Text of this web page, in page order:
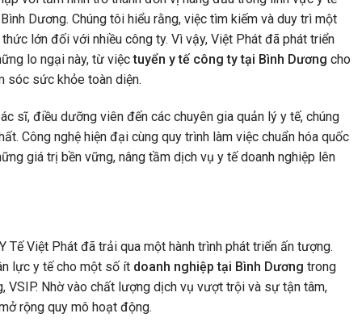
Dương. Chúng tôi hiểu rằng, việc tìm kiếm và duy trì một
lớn đối với nhiều công ty. Vì vậy, Việt Phát đã phát triển
lo ngại này, từ việctuyển y tế công ty tại Bình Dương cho
sóc sức khỏe toàn diện.
sĩ, điều dưỡng viên đến các chuyên gia quản lý y tế, chúng
Công nghệ hiện đại cùng quy trình làm việc chuẩn hóa quốc
giá trị bền vững, nâng tầm dịch vụ y tế doanh nghiệp lên
Tế Việt Phát đã trải qua một hành trình phát triển ấn tượng.
lực y tế cho một số ít doanh nghiệp tại Bình Dương trong
VSIP. Nhờ vào chất lượng dịch vụ vượt trội và sự tận tâm,
rộng quy mô hoạt động.